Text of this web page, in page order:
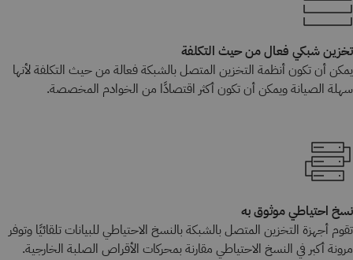
تخزين شبكي فعال من حيث التكلفة
يمكن أن تكون أنظمة التخزين المتصل بالشبكةفعالة من حيث التكلفة لأنها
سهلة الصيانة ويمكن أن تكون أكثر اقتصادًا من الخوادم المخصصة.
نسخ احتياطي موثوق به
تقوم أجهزة التخزين المتصل بالشبكة بالنسخ الاحتياطي للبيانات تلقائيًا وتوفر
مرونة أكبر في النسخ الاحتياطي مقارنة بمحركات الأقراص الصلبة الخارجية.